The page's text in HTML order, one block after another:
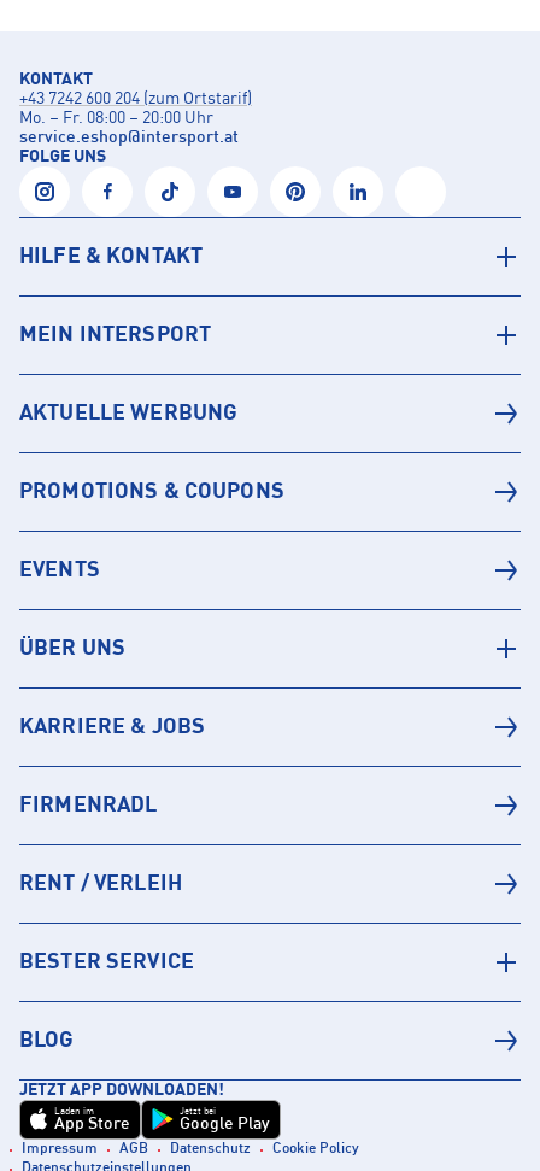
KONTAKT
+43 7242 600 204 (zum Ortstarif)
Mo. – Fr. 08:00 – 20:00 Uhr
service.eshop@intersport.at
FOLGE UNS
HILFE & KONTAKT
MEIN INTERSPORT
AKTUELLE WERBUNG
PROMOTIONS & COUPONS
EVENTS
ÜBER UNS
KARRIERE & JOBS
FIRMENRADL
RENT / VERLEIH
BESTER SERVICE
BLOG
JETZT APP DOWNLOADEN!
Laden im
App Store
Jetzt bei
Google Play
Impressum AGB Datenschutz
Cookie Policy